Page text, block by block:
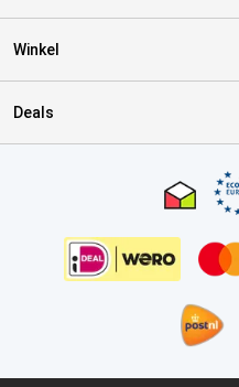
Winkel
Deals